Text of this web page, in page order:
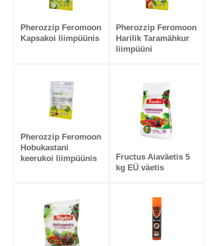
Pherozzip Feromoon
Kapsakoi liimpüünis
Pherozzip Feromoon
Harilik Taramähkur
liimpüüni
Pherozzip Feromoon
Hobukastani
keerukoi liimpüünis
Fructus Aiaväetis 5
kg EÜ väetis